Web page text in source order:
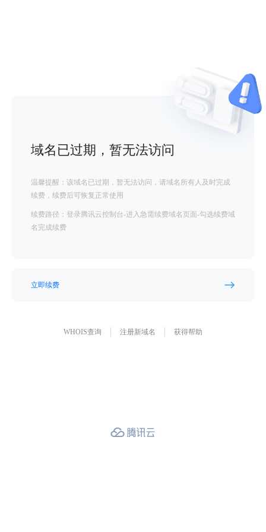
域名已过期，暂无法访问
温馨提醒：该域名已过期，暂无法访问，请域名所有人及时完成
续费，续费后可恢复正常使用
续费路径：登录腾讯云控制台-进入急需续费域名页面-勾选续费域
名完成续费
立即续费
WHOIS查询 注册新域名 获得帮助